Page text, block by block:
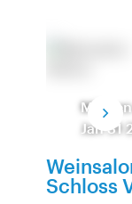
Jan 31
Schloss